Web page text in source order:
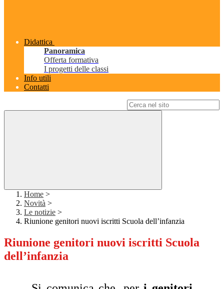
Didattica
Panoramica
Offerta formativa
I progetti delle classi
Info utili
Contatti
Home >
Novità >
Le notizie >
Riunione genitori nuovi iscritti Scuola dell’infanzia
Riunione genitori nuovi iscritti Scuola
dell’infanzia